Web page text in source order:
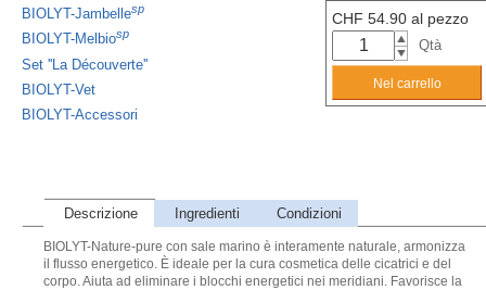
BIOLYT-Jambellesp
BIOLYT-Melbiosp
Set ''La Découverte''
BIOLYT-Vet
BIOLYT-Accessori
CHF 54.90 al pezzo
Qtà
Descrizione Ingredienti Condizioni
BIOLYT-Nature-pure con sale marino è interamente naturale, armonizza
il flusso energetico. È ideale per la cura cosmetica delle cicatrici e del
corpo. Aiuta ad eliminare i blocchi energetici nei meridiani. Favorisce la